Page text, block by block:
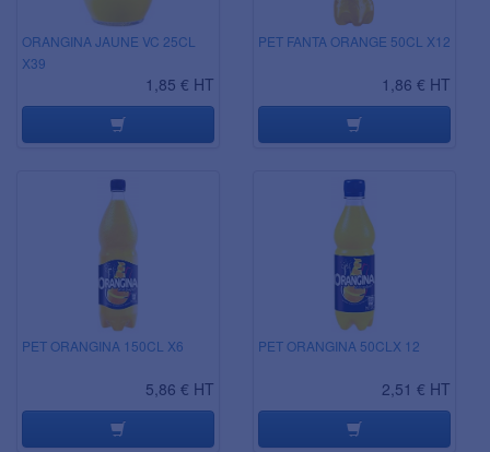
ORANGINA JAUNE VC 25CL
X39
1,85 € HT
PET FANTA ORANGE 50CL X12
1,86 € HT
PET ORANGINA 150CL X6
5,86 € HT
PET ORANGINA 50CLX 12
2,51 € HT